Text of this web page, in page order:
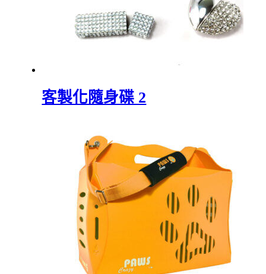
客製化隨身碟 2